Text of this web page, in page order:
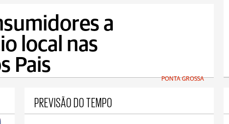
a
local nas
Pais
PONTA GROSSA
PREVISÃO DO TEMPO